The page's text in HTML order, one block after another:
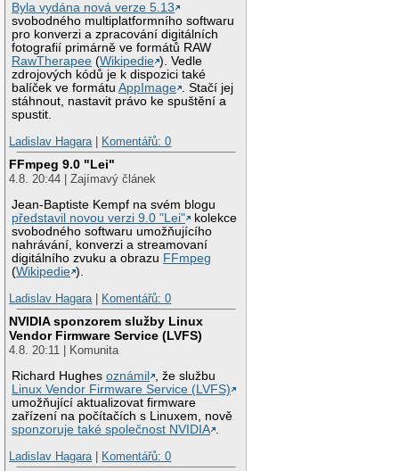
Byla vydána nová verze 5.13
svobodného multiplatformního softwaru
pro konverzi a zpracování digitálních
fotografií primárně ve formátů RAW
RawTherapee (Wikipedie ). Vedle
zdrojových kódů je k dispozici také
balíček ve formátuAppImage . Stačí jej
stáhnout, nastavit právo ke spuštění a
spustit.
Ladislav Hagara
Komentářů: 0
FFmpeg 9.0 "Lei"
4.8. 20:44 | Zajímavý článek
Jean-Baptiste Kempf na svém blogu
představil novou verzi 9.0 "Lei"
kolekce
svobodného softwaru umožňujícího
nahrávání, konverzi a streamovaní
digitálního zvuku a obrazu FFmpeg
(Wikipedie ).
Ladislav Hagara
Komentářů: 0
NVIDIA sponzorem služby Linux
Vendor Firmware Service (LVFS)
4.8. 20:11 | Komunita
Richard Hughesoznámil
, že službu
Linux Vendor Firmware Service (LVFS)
umožňující aktualizovat firmware
zařízení na počítačích s Linuxem, nově
sponzoruje také společnost NVIDIA .
Ladislav Hagara | Komentářů: 0